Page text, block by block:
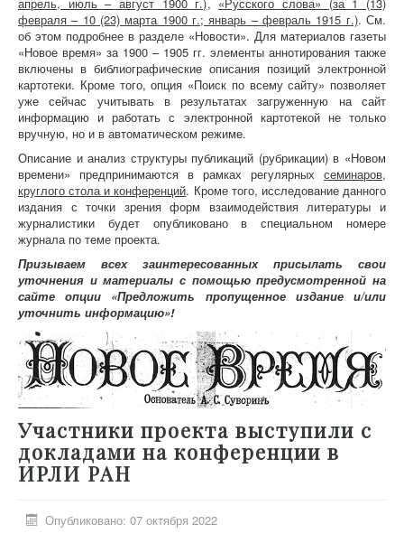
февраля – 10 (23) марта 1900 г.; январь – февраль 1915 г.). См.
об этом подробнее в разделе «Новости». Для материалов газеты
«Новое время» за 1900 – 1905 гг. элементы аннотирования также
включены в библиографические описания позиций электронной
картотеки. Кроме того, опция «Поиск по всему сайту» позволяет
уже сейчас учитывать в результатах загруженную на сайт
информацию и работать с электронной картотекой не только
вручную, но и в автоматическом режиме.
Описание и анализ структуры публикаций (рубрикации) в «Новом
времени» предпринимаются в рамках регулярных семинаров,
круглого стола и конференций. Кроме того, исследование данного
издания с точки зрения форм взаимодействия литературы и
журналистики будет опубликовано в специальном номере
журнала по теме проекта.
Призываем всех заинтересованных присылать свои
уточнения и материалы с помощью предусмотренной на
сайте опции «Предложить пропущенное издание и/или
уточнить информацию»!
Участники проекта выступили с
докладами на конференции в
ИРЛИ РАН
Опубликовано: 07 октября 2022